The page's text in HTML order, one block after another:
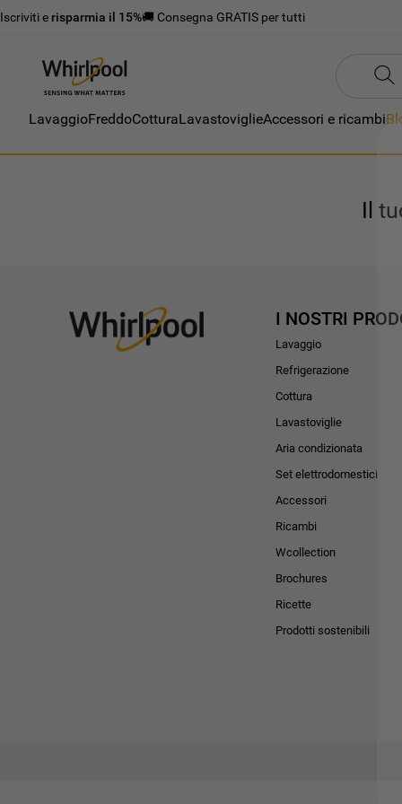
Iscriviti e risparmia il 15%🚚 Consegna GRATIS per tutti
LavaggioFreddoCotturaLavastoviglieAccessori e ricambi
Il
I NOSTRI
Lavaggio
Refrigerazione
Cottura
Lavastoviglie
Aria condizionata
Set elettrodomestici
Accessori
Ricambi
Wcollection
Brochures
Ricette
Prodotti sostenibili